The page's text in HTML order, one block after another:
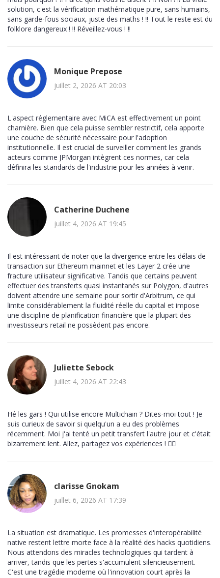
solution, c'est la vérification mathématique pure, sans humains,
sans garde-fous sociaux, juste des maths ! !! Tout le reste est du
folklore dangereux ! !! Réveillez-vous ! !!
Monique Prepose
juillet 2, 2026 AT 20:03
L'aspect réglementaire avec MiCA est effectivement un point
charnière. Bien que cela puisse sembler restrictif, cela apporte
une couche de sécurité nécessaire pour l'adoption
institutionnelle. Il est crucial de surveiller comment les grands
acteurs comme JPMorgan intègrent ces normes, car cela
définira les standards de l'industrie pour les années à venir.
Catherine Duchene
juillet 4, 2026 AT 19:45
Il est intéressant de noter que la divergence entre les délais de
transaction sur Ethereum mainnet et les Layer 2 crée une
fracture utilisateur significative. Tandis que certains peuvent
effectuer des transferts quasi instantanés sur Polygon, d'autres
doivent attendre une semaine pour sortir d'Arbitrum, ce qui
limite considérablement la fluidité réelle du capital et impose
une discipline de planification financière que la plupart des
investisseurs retail ne possèdent pas encore.
Juliette Sebock
juillet 4, 2026 AT 22:43
Hé les gars ! Qui utilise encore Multichain ? Dites-moi tout ! Je
suis curieux de savoir si quelqu'un a eu des problèmes
récemment. Moi j'ai tenté un petit transfert l'autre jour et c'était
bizarrement lent. Allez, partagez vos expériences ! 🙋‍♀️
clarisse Gnokam
juillet 6, 2026 AT 17:39
La situation est dramatique. Les promesses d'interopérabilité
native restent lettre morte face à la réalité des hacks quotidiens.
Nous attendons des miracles technologiques qui tardent à
arriver, tandis que les pertes s'accumulent silencieusement.
C'est une tragédie moderne où l'innovation court après la